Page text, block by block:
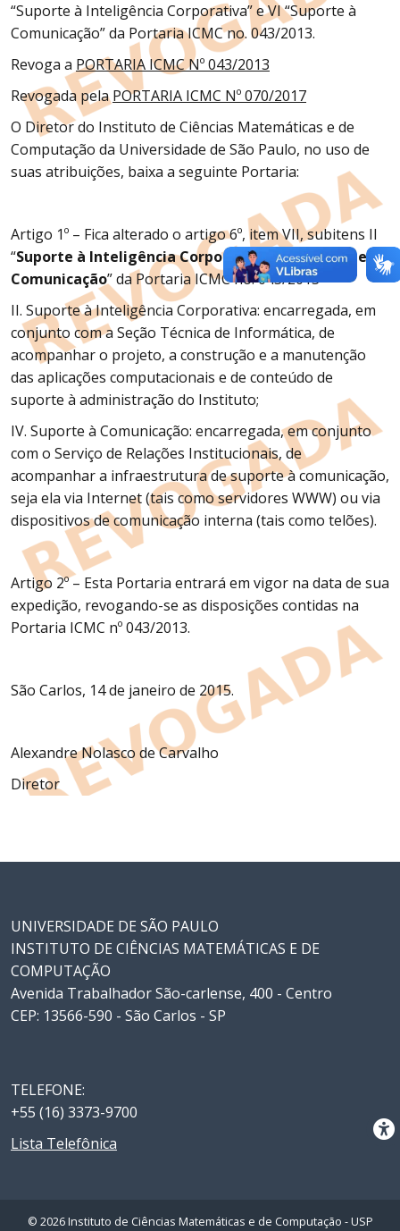
“Suporte à Inteligência Corporativa” e VI “Suporte à
Comunicação” da Portaria ICMC no. 043/2013.
Revoga a PORTARIA ICMC Nº 043/2013
Revogada pelaPORTARIA ICMC Nº 070/2017
O Diretor do Instituto de Ciências Matemáticas e de
Computação da Universidade de São Paulo, no uso de
suas atribuições, baixa a seguinte Portaria:
Artigo 1º – Fica alterado o artigo 6º, item VII, subitens II
“Suporte à Inteligência Corporativa” e VI “Suporte à
Comunicação” da Portaria ICMC no. 043/2013
II. Suporte à Inteligência Corporativa: encarregada, em
conjunto com a Seção Técnica de Informática, de
acompanhar o projeto, a construção e a manutenção
das aplicações computacionais e de conteúdo de
suporte à administração do Instituto;
IV. Suporte à Comunicação: encarregada, em conjunto
com o Serviço de Relações Institucionais, de
acompanhar a infraestrutura de suporte à comunicação,
seja ela via Internet (tais como servidores WWW) ou via
dispositivos de comunicação interna (tais como telões).
Artigo 2º – Esta Portaria entrará em vigor na data de sua
expedição, revogando-se as disposições contidas na
Portaria ICMC nº 043/2013.
São Carlos, 14 de janeiro de 2015.
Alexandre Nolasco de Carvalho
Diretor
UNIVERSIDADE DE SÃO PAULO
INSTITUTO DE CIÊNCIAS MATEMÁTICAS E DE
COMPUTAÇÃO
Avenida Trabalhador São-carlense, 400 - Centro
CEP: 13566-590 - São Carlos - SP
TELEFONE:
+55 (16) 3373-9700
Lista Telefônica
© 2026 Instituto de Ciências Matemáticas e de Computação - USP